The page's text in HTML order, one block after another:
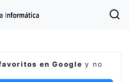
en Google y no